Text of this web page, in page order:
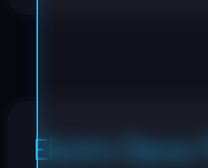
Electric Dance